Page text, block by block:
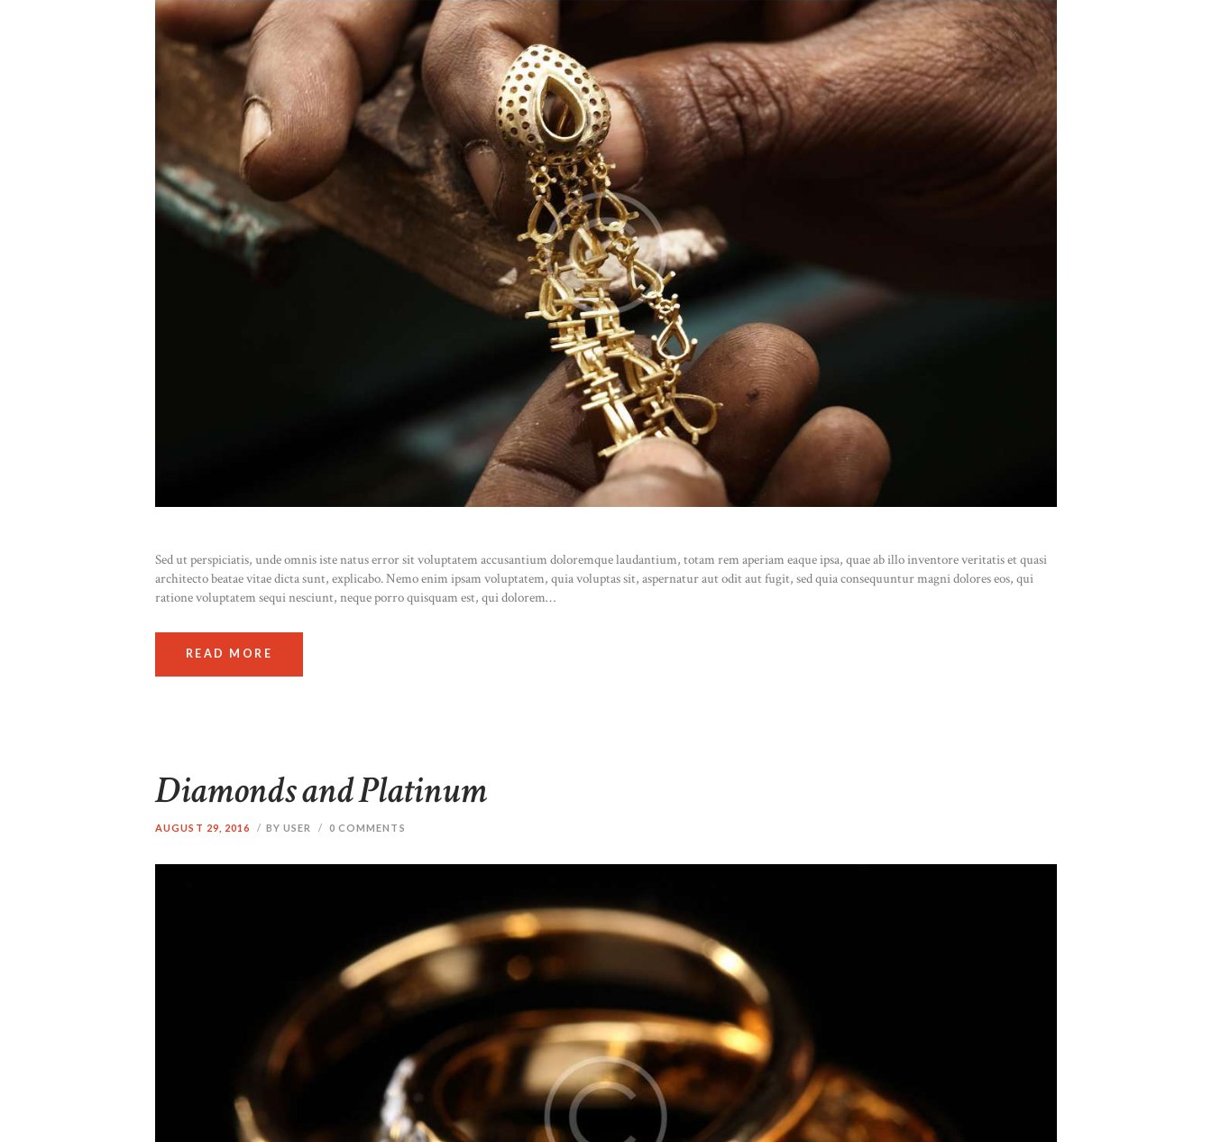
Sed ut perspiciatis, unde omnis iste natus error sit voluptatem accusantium doloremque laudantium, totam rem aperiam eaque ipsa, quae ab illo inventore veritatis et quasi
architecto beatae vitae dicta sunt, explicabo. Nemo enim ipsam voluptatem, quia voluptas sit, aspernatur aut odit aut fugit, sed quia consequuntur magni dolores eos, qui
ratione voluptatem sequi nesciunt, neque porro quisquam est, qui dolorem…
READ MORE
Diamonds and Platinum
AUGUST 29, 2016 BY USER 0 COMMENTS